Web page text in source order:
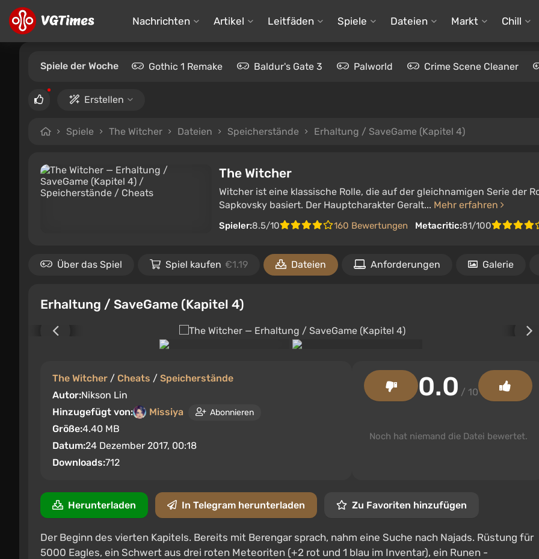
Nachrichten Artikel Leitfäden Spiele Dateien Markt Chill
Spiele der Woche Gothic 1 Remake Baldur's Gate 3 Palworld Crime Scene Cleaner
Erstellen
Spiele The Witcher Dateien Speicherstände Erhaltung / SaveGame (Kapitel 4)
The Witcher
Witcher ist eine klassische Rolle, die auf der gleichnamigen Serie der
Sapkovsky basiert. Der Hauptcharakter Geralt... Mehr erfahren
Spieler:8.5/10 160 Bewertungen Metacritic:81/100
Über das Spiel Spiel kaufen €1.19 Dateien Anforderungen Galerie
Erhaltung / SaveGame (Kapitel 4)
The Witcher / Cheats / Speicherstände
Autor:Nikson Lin
Hinzugefügt von:
Missiya Abonnieren
Größe:4.40 MB
Datum:24 Dezember 2017, 00:18
Downloads:712
0.0 / 10
Noch hat niemand die Datei bewertet.
Herunterladen In Telegram herunterladen Zu Favoriten hinzufügen
Der Beginn des vierten Kapitels. Bereits mit Berengar sprach, nahm eine Suche nach Najads. Rüstung für
5000 Eagles, ein Schwert aus drei roten Meteoriten (+2 rot und 1 blau im Inventar), ein Runen -